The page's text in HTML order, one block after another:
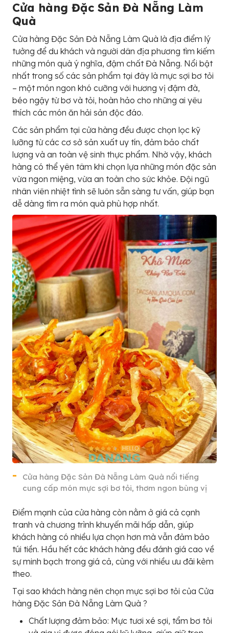
Cửa hàng Đặc Sản Đà Nẵng Làm
Quà
Cửa hàng Đặc Sản Đà Nẵng Làm Quà là địa điểm lý
tưởng để du khách và người dân địa phương tìm kiếm
những món quà ý nghĩa, đậm chất Đà Nẵng. Nổi bật
nhất trong số các sản phẩm tại đây là mực sợi bơ tỏi
– một món ngon khó cưỡng với hương vị đậm đà,
béo ngậy từ bơ và tỏi, hoàn hảo cho những ai yêu
thích các món ăn hải sản độc đáo.
Các sản phẩm tại cửa hàng đều được chọn lọc kỹ
lưỡng từ các cơ sở sản xuất uy tín, đảm bảo chất
lượng và an toàn vệ sinh thực phẩm. Nhờ vậy, khách
hàng có thể yên tâm khi chọn lựa những món đặc sản
vừa ngon miệng, vừa an toàn cho sức khỏe. Đội ngũ
nhân viên nhiệt tình sẽ luôn sẵn sàng tư vấn, giúp bạn
dễ dàng tìm ra món quà phù hợp nhất.
Cửa hàng Đặc Sản Đà Nẵng Làm Quà nổi tiếng
cung cấp món mực sợi bơ tỏi, thơm ngon bùng vị
Điểm mạnh của cửa hàng còn nằm ở giá cả cạnh
tranh và chương trình khuyến mãi hấp dẫn, giúp
khách hàng có nhiều lựa chọn hơn mà vẫn đảm bảo
túi tiền. Hầu hết các khách hàng đều đánh giá cao về
sự minh bạch trong giá cả, cùng với nhiều ưu đãi kèm
theo.
Tại sao khách hàng nên chọn mực sợi bơ tỏi của Cửa
hàng Đặc Sản Đà Nẵng Làm Quà ?
Chất lượng đảm bảo: Mực tươi xé sợi, tẩm bơ tỏi